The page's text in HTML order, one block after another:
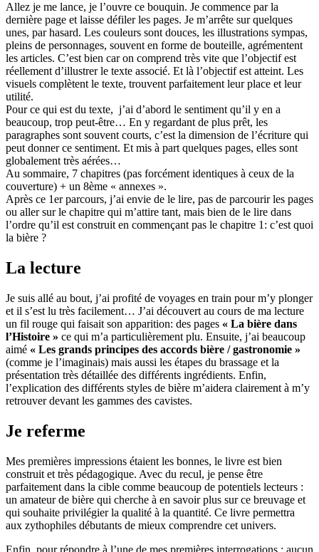
Allez je me lance, je l’ouvre ce bouquin. Je commence par la
dernière page et laisse défiler les pages. Je m’arrête sur quelques
unes, par hasard. Les couleurs sont douces, les illustrations sympas,
pleins de personnages, souvent en forme de bouteille, agrémentent
les articles. C’est bien car on comprend très vite que l’objectif est
réellement d’illustrer le texte associé. Et là l’objectif est atteint. Les
visuels complètent le texte, trouvent parfaitement leur place et leur
utilité.
Pour ce qui est du texte, j’ai d’abord le sentiment qu’il y en a
beaucoup, trop peut-être… En y regardant de plus prêt, les
paragraphes sont souvent courts, c’est la dimension de l’écriture qui
peut donner ce sentiment. Et mis à part quelques pages, elles sont
globalement très aérées…
Au sommaire, 7 chapitres (pas forcément identiques à ceux de la
couverture) + un 8ème « annexes ».
Après ce 1er parcours, j’ai envie de le lire, pas de parcourir les pages
ou aller sur le chapitre qui m’attire tant, mais bien de le lire dans
l’ordre qu’il est construit en commençant pas le chapitre 1: c’est quoi
la bière ?
La lecture
Je suis allé au bout, j’ai profité de voyages en train pour m’y plonger
et il s’est lu très facilement… J’ai découvert au cours de ma lecture
un fil rouge qui faisait son apparition: des pages « La bière dans
l’Histoire » ce qui m’a particulièrement plu. Ensuite, j’ai beaucoup
aimé « Les grands principes des accords bière / gastronomie »
(comme je l’imaginais) mais aussi les étapes du brassage et la
présentation très détaillée des différents ingrédients. Enfin,
l’explication des différents styles de bière m’aidera clairement à m’y
retrouver devant les gammes des cavistes.
Je referme
Mes premières impressions étaient les bonnes, le livre est bien
construit et très pédagogique. Avec du recul, je pense être
parfaitement dans la cible comme beaucoup de potentiels lecteurs :
un amateur de bière qui cherche à en savoir plus sur ce breuvage et
qui souhaite privilégier la qualité à la quantité. Ce livre permettra
aux zythophiles débutants de mieux comprendre cet univers.
Enfin, pour répondre à l’une de mes premières interrogations : aucun